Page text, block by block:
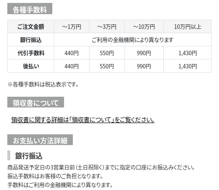
各種手数料
ご注文金額 ～1万円 ～3万円 ～10万円
10万円以上
銀行振込
ご利用の金融機関により異なります
代引手数料
440円 550円 990円
1,430円
後払い
440円 550円 990円 1,430円
※各種手数料は税込表示です。
領収書について
領収書に関する詳細は「領収書について」をご覧ください。
お支払い方法詳細
銀行振込
商品発送予定日の3営業日前（土日祝除く）までに指定の口座にお振込みください。
振込手数料はお客様のご負担となります。
手数料はご利用の金融機関により異なります。